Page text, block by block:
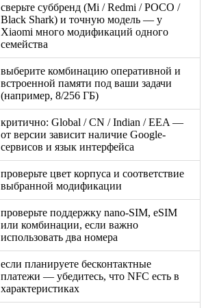
сверьте суббренд (Mi / Redmi / POCO /
Black Shark) и точную модель — у
Xiaomi много модификаций одного
семейства
выберите комбинацию оперативной и
встроенной памяти под ваши задачи
(например, 8/256 ГБ)
критично: Global / CN / Indian / EEA —
от версии зависит наличие Google-
сервисов и язык интерфейса
проверьте цвет корпуса и соответствие
выбранной модификации
проверьте поддержку nano-SIM, eSIM
или комбинации, если важно
использовать два номера
если планируете бесконтактные
платежи — убедитесь, что NFC есть в
характеристиках